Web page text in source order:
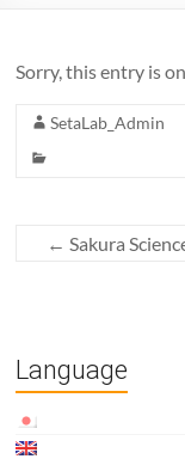
Sorry, this entry is
SetaLab_Admin
← Sakura
Language